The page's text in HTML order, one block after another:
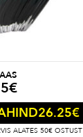
€
26.25€
ALATES 50€ OSTUST